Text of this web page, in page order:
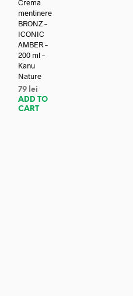
Crema
mentinere
BRONZ –
ICONIC
AMBER –
200 ml –
Kanu
Nature
79 lei
ADD TO
CART